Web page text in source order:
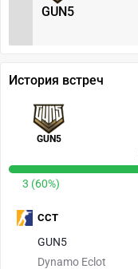
GUN5
История встреч
GUN5
3 (60%)
GUN5
Dynamo Eclot
CCT